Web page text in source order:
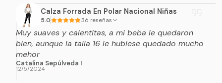
Calza Forrada En Polar Nacional Niñas
5.0 36 reseñas
Muy suaves y calentitas, a mi beba le quedaron
bien, aunque la talla 16 le hubiese quedado mucho
mehor
Catalina Sepúlveda I
12/5/2024